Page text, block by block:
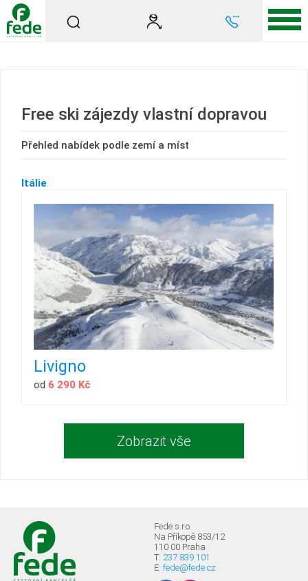
Free ski zájezdy vlastní dopravou
Přehled nabídek podle zemí a míst
Itálie
Livigno
od 6 290 Kč
Zobrazit vše
Fede s.r.o.
Na Příkopě 853/12
110 00 Praha
T: 237 839 101
E: fede@fede.cz